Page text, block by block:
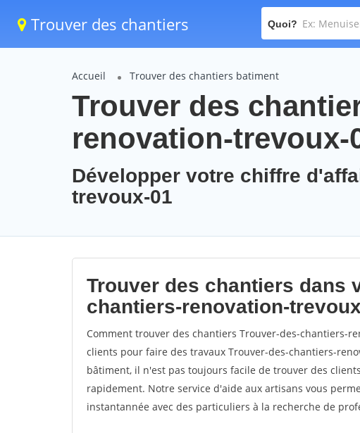
Trouver des chantiers Quoi?
Accueil Trouver des chantiers batiment
Trouver des
renovation-trevoux-
Développer votre chiffre
trevoux-01
Trouver des chantiers dans
chantiers-renovation-
Comment trouver des chantiers Trouver-des-chantiers-
clients pour faire des travaux Trouver-des-chantiers-
bâtiment, il n'est pas toujours facile de trouver des
rapidement. Notre service d'aide aux artisans vous
instantannée avec des particuliers à la recherche de